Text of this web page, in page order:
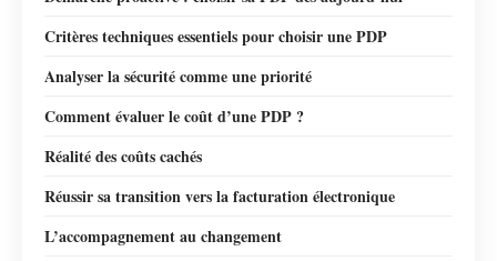
Critères techniques essentiels pour choisir une PDP
Analyser la sécurité comme une priorité
Comment évaluer le coût d’une PDP ?
Réalité des coûts cachés
Réussir sa transition vers la facturation électronique
L’accompagnement au changement